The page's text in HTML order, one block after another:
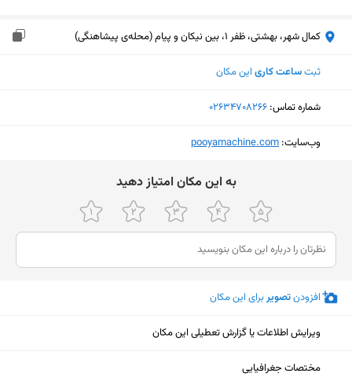
کمال شهر، بهشتی، ظفر 1، بین نیکان و پیام (محله‌ی پیشاهنگی)
ثبتساعت کاری این مکان
شماره تماس: ‎02634708266
وب‌سایت: ‎pooyamachine.com
ﺑﻪ اﯾﻦ ﻣﮑﺎن اﻣﺘﯿﺎز دﻫﯿﺪ
افزودنتصویربرای این مکان
ویرایش اطلاعات یا گزارش تعطیلی این مکان
مختصات جغرافیایی